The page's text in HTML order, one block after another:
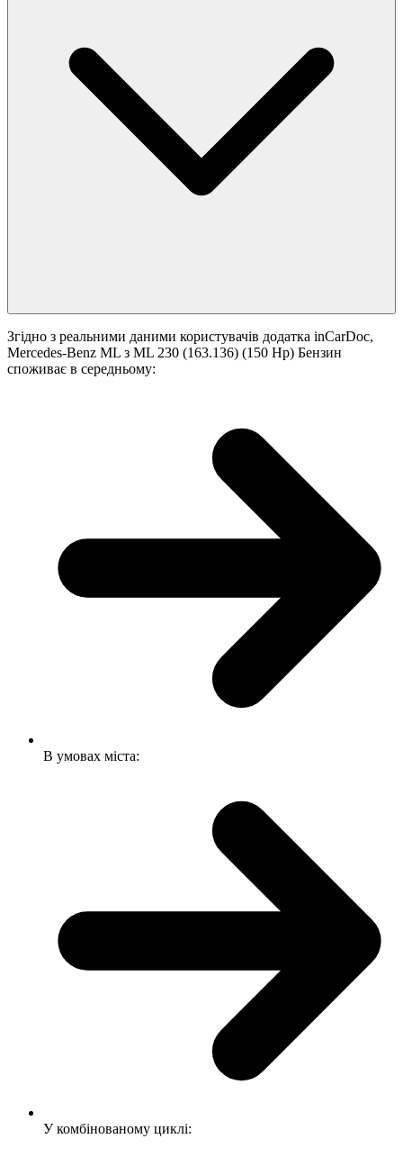
Згідно з реальними даними користувачів додатка inCarDoc,
Mercedes-Benz ML з ML 230 (163.136) (150 Hp) Бензин
споживає в середньому:
В умовах міста:
У комбінованому циклі: